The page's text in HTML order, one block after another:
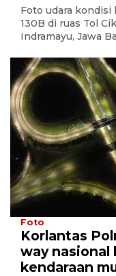
Foto udara kondisi
130B di ruas Tol
Indramayu, Jawa
Foto
Korlantas
way nasional
kendaraan